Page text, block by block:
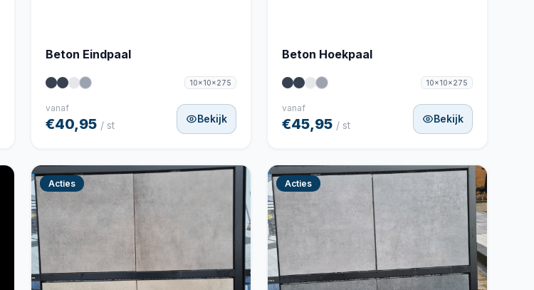
Beton Eindpaal
10x10x275
vanaf
€40,95 / st
Bekijk
Beton Hoekpaal
10x10x275
vanaf
€45,95 / st
Bekijk
Acties Acties